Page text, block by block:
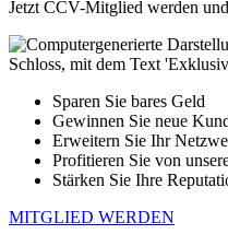
Jetzt CCV-Mitglied werden
Sparen Sie bares Geld
Gewinnen Sie neue
Erweitern Sie Ihr
Profitieren Sie von
Stärken Sie Ihre
MITGLIED WERDEN